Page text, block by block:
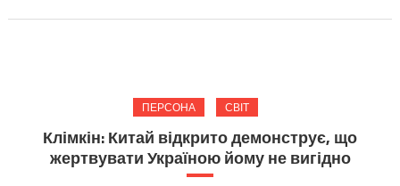
ПЕРСОНА СВІТ
Клімкін: Китай відкрито демонструє, що
жертвувати Україною йому не вигідно